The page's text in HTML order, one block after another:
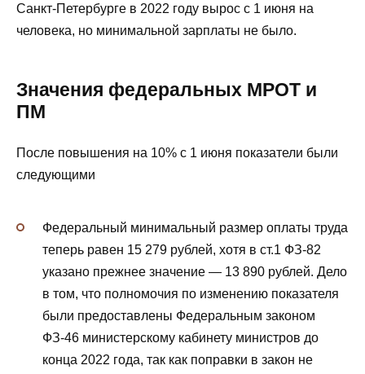
Санкт-Петербурге в 2022 году вырос с 1 июня на
человека, но минимальной зарплаты не было.
Значения федеральных МРОТ и
ПМ
После повышения на 10% с 1 июня показатели были
следующими
Федеральный минимальный размер оплаты труда
теперь равен 15 279 рублей, хотя в ст.1 ФЗ-82
указано прежнее значение — 13 890 рублей. Дело
в том, что полномочия по изменению показателя
были предоставлены Федеральным законом
ФЗ-46 министерскому кабинету министров до
конца 2022 года, так как поправки в закон не